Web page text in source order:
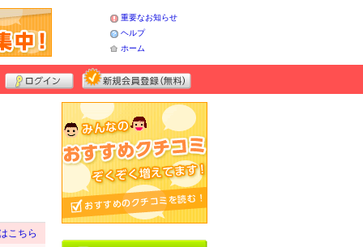
重要なお知らせ
ヘルプ
ホーム
こちら